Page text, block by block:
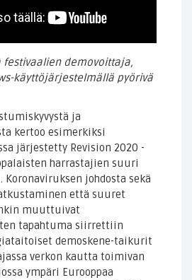
festivaalien demovoittaja,
käyttöjärjestelmällä pyörivä
ja
kertoo esimerkiksi
järjestetty Revision 2020 -
harrastajien suuri
johdosta sekä
että suuret
muuttuivat
tapahtuma siirrettiin
demoskene-taikurit
verkon kautta toimivan
ympäri Eurooppaa